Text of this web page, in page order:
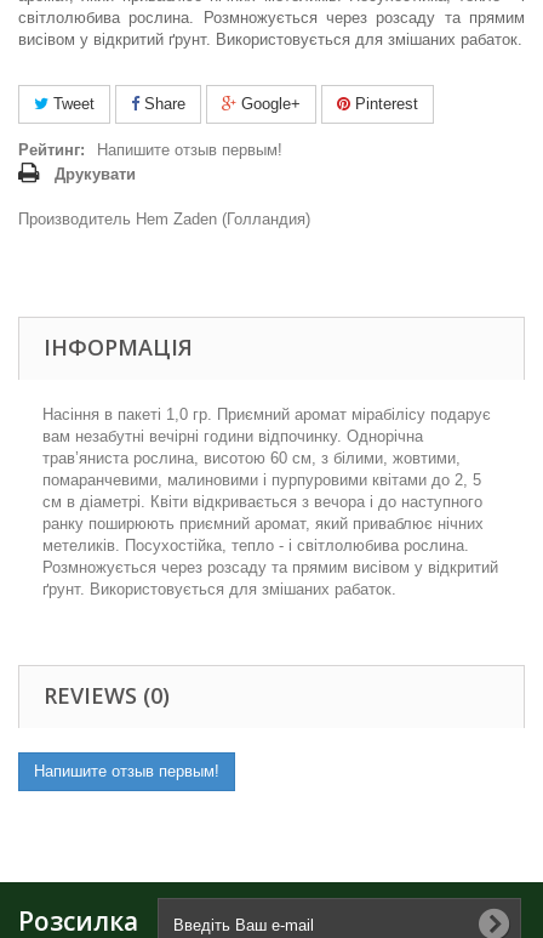
світлолюбива рослина. Розмножується через розсаду та прямим
висівом у відкритий ґрунт. Використовується для змішаних рабаток.
Tweet Share Google+ Pinterest
Рейтинг:
Напишите отзыв первым!
Друкувати
Производитель Hem Zaden (Голландия)
ІНФОРМАЦІЯ
Насіння в пакеті 1,0 гр. Приємний аромат мірабілісу подарує
вам незабутні вечірні години відпочинку. Однорічна
трав’яниста рослина, висотою 60 см, з білими, жовтими,
помаранчевими, малиновими і пурпуровими квітами до 2, 5
см в діаметрі. Квіти відкривається з вечора і до наступного
ранку поширюють приємний аромат, який приваблює нічних
метеликів. Посухостійка, тепло - і світлолюбива рослина.
Розмножується через розсаду та прямим висівом у відкритий
ґрунт. Використовується для змішаних рабаток.
REVIEWS (0)
Напишите отзыв первым!
Розсилка